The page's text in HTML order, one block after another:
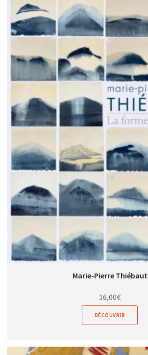
Marie-Pierre Thiébaut
16,00€
DÉCOUVRIR